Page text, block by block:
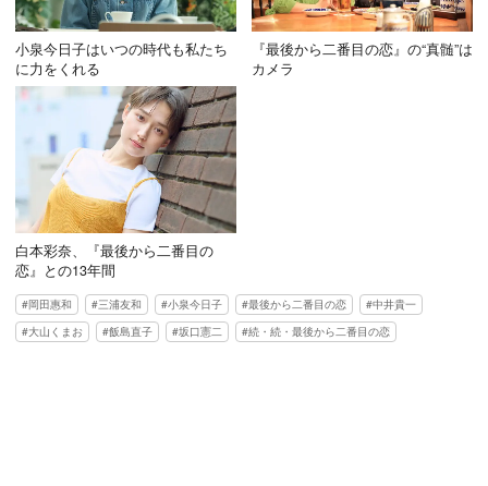
小泉今日子はいつの時代も私たち
に力をくれる
『最後から二番目の恋』の“真髄”は
カメラ
白本彩奈、『最後から二番目の
恋』との13年間
岡田惠和 三浦友和 小泉今日子 最後から二番目の恋
中井貴一
大山くまお
飯島直子 坂口憲二 続・続・最後から二番目の恋